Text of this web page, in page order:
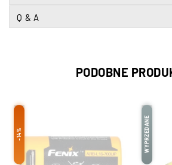
Q & A
PODOBNE
-14% WYPRZEDANE